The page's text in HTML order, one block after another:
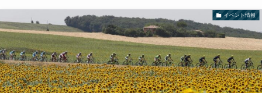
イベント情報